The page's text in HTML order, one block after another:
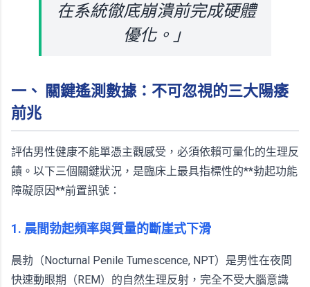
在系統徹底崩潰前完成硬體
優化。」
一、 關鍵遙測數據：不可忽視的三大陽痿
前兆
評估男性健康不能單憑主觀感受，必須依賴可量化的生理反
饋。以下三個關鍵狀況，是臨床上最具指標性的**勃起功能
障礙原因**前置訊號：
1. 晨間勃起頻率與質量的斷崖式下滑
晨勃（Nocturnal Penile Tumescence, NPT）是男性在夜間
快速動眼期（REM）的自然生理反射，完全不受大腦意識